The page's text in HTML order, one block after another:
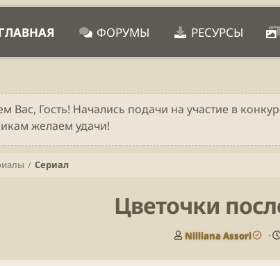
ФОРУМЫ РЕСУРСЫ
Вас, Гость! Начались подачи на участие в
желаем удачи!
Сериал
Цветочки
А
т
Nilliana Assori